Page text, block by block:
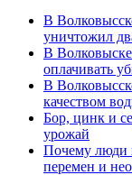
В
уничтожил
В
оплачивать
В
качеством
Бор, цинк и
урожай
Почему люди
перемен и